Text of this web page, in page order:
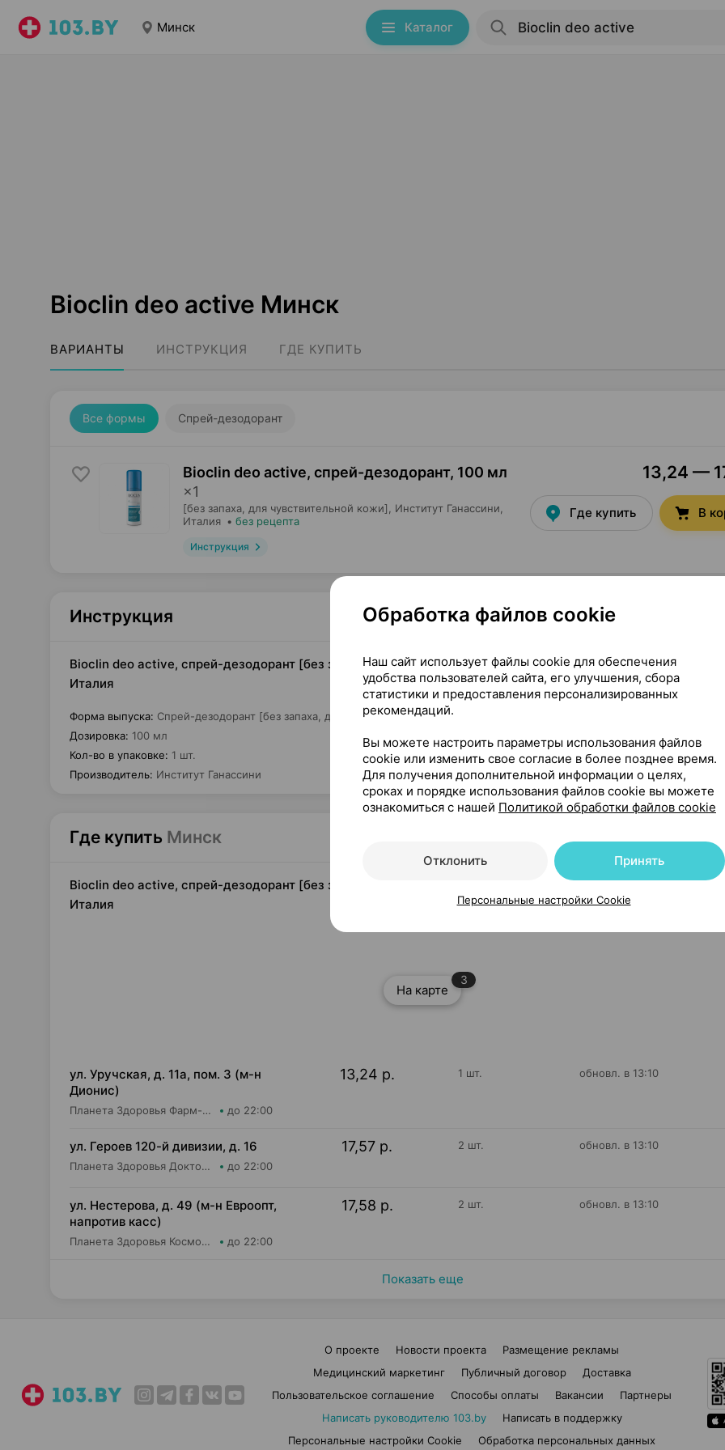
Минск Каталог
Bioclin deo active Минск
ВАРИАНТЫ ИНСТРУКЦИЯ ГДЕ КУПИТЬ
Все формы Спрей-дезодорант
Bioclin deo active, спрей-дезодорант, 100 мл
×1
[без запаха, для чувствительной кожи], Институт Ганассини
Италия • без рецепта
Инструкция
13,24 —
Где купить В
Инструкция
Bioclin deo active, спрей-дезодорант [без запаха, для чувствительной кожи], 100 мл ×1, Институт
Италия
Форма выпуска: Спрей-дезодорант [без запаха, для чувствительной кожи]
Дозировка: 100 мл
Кол-во в упаковке: 1 шт.
Производитель: Институт Ганассини
Где купить Минск
Bioclin deo active, спрей-дезодорант [без запаха, для чувствительной кожи], 100 мл ×1, Институт
Италия
На карте
3
ул. Уручская, д. 11а, пом. 3 (м-н
Дионис)
Планета Здоровья Фарм-Продукт ОДО Аптека №4 до 22:00
13,24 р. 1 шт. обновл. в 13:10
ул. Героев 120-й дивизии, д. 16
Планета Здоровья Доктор Таир ООО Аптека №2 до 22:00
17,57 р. 2 шт. обновл. в 13:10
ул. Нестерова, д. 49 (м-н Евроопт,
напротив касс)
Планета Здоровья КосмоФарма ООО Аптека №5 до 22:00
17,58 р. 2 шт. обновл. в 13:10
Показать еще
О проекте Новости проекта
Размещение рекламы
Медицинский маркетинг
Публичный договор
Доставка
Пользовательское соглашение
Способы оплаты Вакансии
Партнеры
Написать руководителю 103.by
Написать в поддержку
Персональные настройки Cookie
Обработка персональных данных
Обработка файлов cookie
Наш сайт использует файлы cookie для обеспечения
удобства пользователей сайта, его улучшения, сбора
статистики и предоставления персонализированных
рекомендаций.
Вы можете настроить параметры использования файлов
cookie или изменить свое согласие в более позднее время.
Для получения дополнительной информации о целях,
сроках и порядке использования файлов cookie вы можете
ознакомиться с нашей Политикой обработки файлов cookie
Отклонить Принять
Персональные настройки Cookie